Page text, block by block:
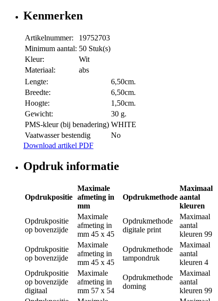
Kenmerken
Artikelnummer:
19752703
Minimum aantal: 50 Stuk(s)
Kleur:
Wit
Materiaal:
abs
Lengte:
6,50cm.
Breedte:
6,50cm.
Hoogte:
1,50cm.
Gewicht:
30 g.
PMS-kleur (bij benadering) WHITE
Vaatwasser bestendig
No
Download artikel PDF
Opdruk informatie
Opdrukpositie
Maximale
afmeting in
mm
Opdrukmethode
Maximaal
aantal
kleuren
Opdrukpositie
op bovenzijde
Maximale
afmeting in
mm 45 x 45
Opdrukmethode
digitale print
Maximaal
aantal
kleuren 99
Opdrukpositie
op bovenzijde
Maximale
afmeting in
mm 45 x 45
Opdrukmethode
tampondruk
Maximaal
aantal
kleuren 4
Opdrukpositie
op bovenzijde
digitaal
Maximale
afmeting in
mm 57 x 54
Opdrukmethode
doming
Maximaal
aantal
kleuren 99